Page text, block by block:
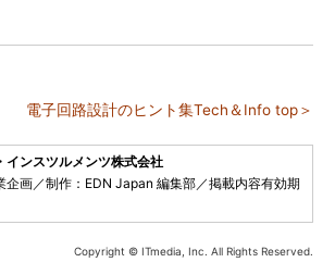
電子回路設計のヒント集Tech＆Info top＞
インスツルメンツ株式会社
企画／制作：EDN Japan 編集部／掲載内容有効期
Copyright © ITmedia, Inc. All Rights Reserved.